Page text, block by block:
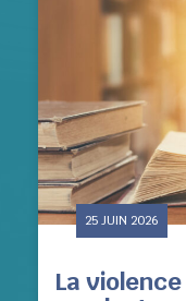
25 JUIN 2026
La